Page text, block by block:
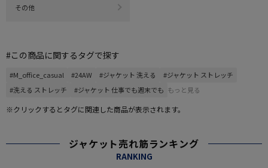
その他
#この商品に関するタグで探す
#M_office_casual #24AW #ジャケット 洗える
#ジャケット ストレッチ
#洗える ストレッチ
#ジャケット 仕事でも週末でも もっと見る
※クリックするとタグに関連した商品が表示されます。
ジャケット売れ筋ランキング
RANKING